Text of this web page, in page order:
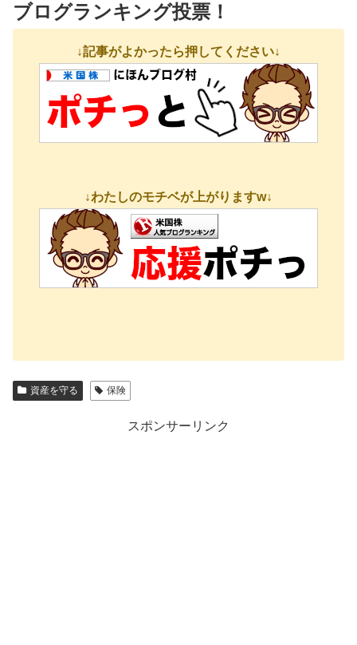
ブログランキング投票！
↓記事がよかったら押してください↓
↓わたしのモチベが上がりますw↓
資産を守る 保険
スポンサーリンク